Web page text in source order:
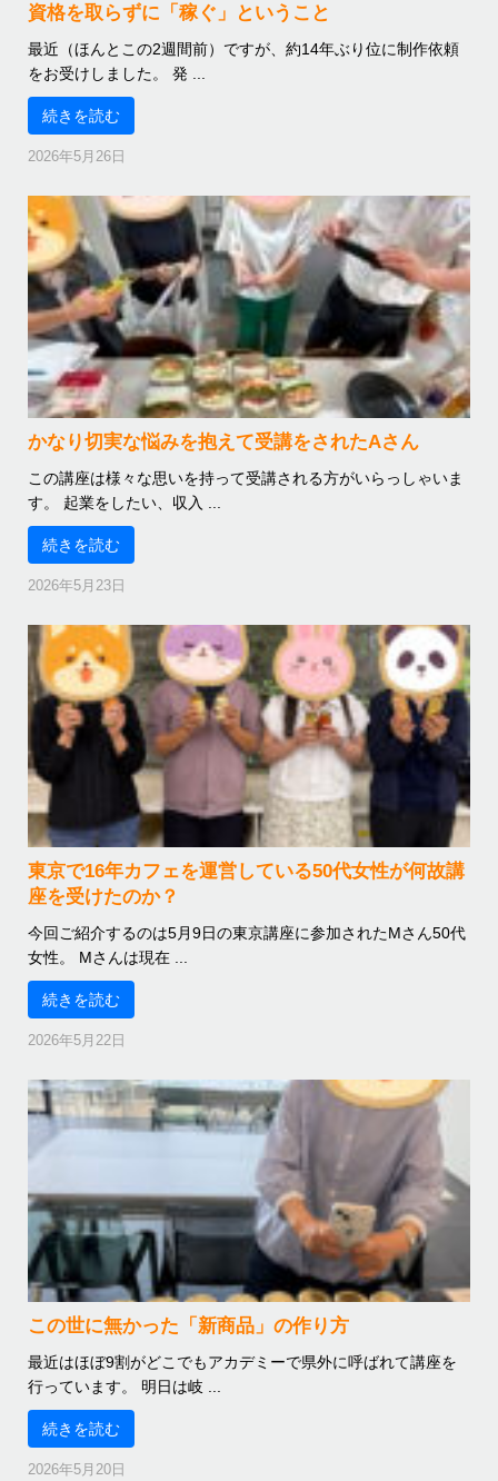
資格を取らずに「稼ぐ」ということ
最近（ほんとこの2週間前）ですが、約14年ぶり位に制作依頼
をお受けしました。 発 ...
続きを読む
2026年5月26日
かなり切実な悩みを抱えて受講をされたAさん
この講座は様々な思いを持って受講される方がいらっしゃいま
す。 起業をしたい、収入 ...
続きを読む
2026年5月23日
東京で16年カフェを運営している50代女性が何故講
座を受けたのか？
今回ご紹介するのは5月9日の東京講座に参加されたMさん50代
女性。 Mさんは現在 ...
続きを読む
2026年5月22日
この世に無かった「新商品」の作り方
最近はほぼ9割がどこでもアカデミーで県外に呼ばれて講座を
行っています。 明日は岐 ...
続きを読む
2026年5月20日